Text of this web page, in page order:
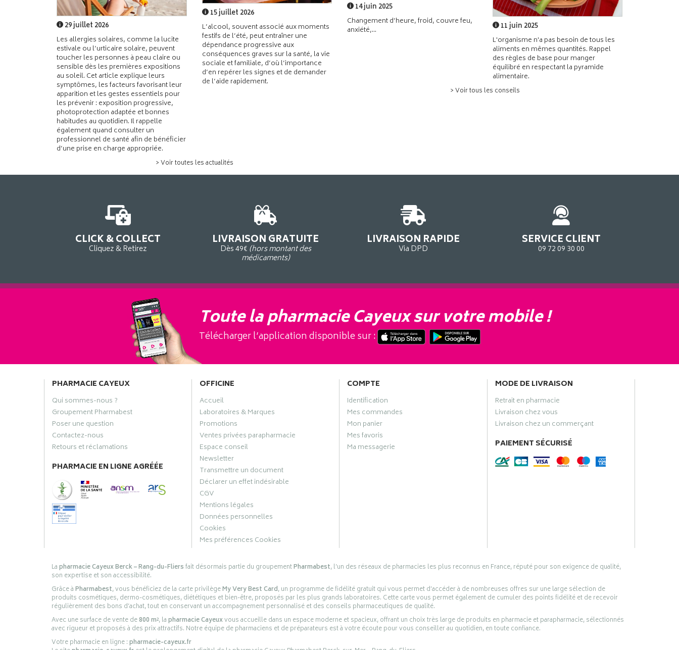
29 juillet 2026
Les allergies solaires, comme la lucite
estivale ou l’urticaire solaire, peuvent
toucher les personnes à peau claire ou
sensible dès les premières expositions
au soleil. Cet article explique leurs
symptômes, les facteurs favorisant leur
apparition et les gestes essentiels pour
les prévenir : exposition progressive,
photoprotection adaptée et bonnes
habitudes au quotidien. Il rappelle
également quand consulter un
professionnel de santé afin de bénéficier
d’une prise en charge appropriée.
15 juillet 2026
L’alcool, souvent associé aux moments
festifs de l’été, peut entraîner une
dépendance progressive aux
conséquences graves sur la santé, la vie
sociale et familiale, d’où l’importance
d’en repérer les signes et de demander
de l’aide rapidement.
> Voir toutes les actualités
14 juin 2025
Changement d’heure, froid, couvre feu,
anxiété,...
11 juin 2025
L'organisme n'a pas besoin de tous les
aliments en mêmes quantités. Rappel
des règles de base pour manger
équilibré en respectant la pyramide
alimentaire.
> Voir tous les conseils
CLICK & COLLECT
Cliquez & Retirez
LIVRAISON GRATUITE
Dès 49€ (hors montant des
médicaments)
LIVRAISON RAPIDE
Via DPD
SERVICE CLIENT
09 72 09 30 00
Toute la pharmacie Cayeux sur votre mobile !
Télécharger l’application disponible sur :
PHARMACIE CAYEUX
Qui sommes-nous ?
Groupement Pharmabest
Poser une question
Contactez-nous
Retours et réclamations
PHARMACIE EN LIGNE AGRÉÉE
OFFICINE
Accueil
Laboratoires & Marques
Promotions
Ventes privées parapharmacie
Espace conseil
Newsletter
Transmettre un document
Déclarer un effet indésirable
CGV
Mentions légales
Données personnelles
Cookies
Mes préférences Cookies
COMPTE
Identification
Mes commandes
Mon panier
Mes favoris
Ma messagerie
MODE DE LIVRAISON
Retrait en pharmacie
Livraison chez vous
Livraison chez un commerçant
PAIEMENT SÉCURISÉ
Lapharmacie Cayeux Berck – Rang-du-Fliersfait désormais partie du groupementPharmabest, l’un des réseaux de pharmacies les plus reconnus en France, réputé pour son exigence de qualité,
son expertise et son accessibilité.
Grâce àPharmabest, vous bénéficiez de la carte privilègeMy Very Best Card, un programme de fidélité gratuit qui vous permet d’accéder à de nombreuses offres sur une large sélection de
produits cosmétiques, dermo-cosmétiques, diététiques et bien-être, proposés par les plus grands laboratoires. Cette carte vous permet également de cumuler des points fidélité et de recevoir
régulièrement des bons d’achat, tout en conservant un accompagnement personnalisé et des conseils pharmaceutiques de qualité.
Avec une surface de vente de800 m², lapharmacie Cayeuxvous accueille dans un espace moderne et spacieux, offrant un choix très large de produits en pharmacie et parapharmacie, sélectionnés
avec rigueur et proposés à des prix attractifs. Notre équipe de pharmaciens et de préparateurs est à votre écoute pour vous conseiller au quotidien, en toute confiance.
Votre pharmacie en ligne :pharmacie-cayeux.fr